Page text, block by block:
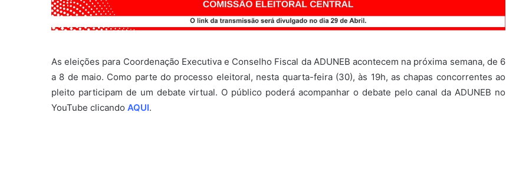
As eleições para Coordenação Executiva e Conselho Fiscal da ADUNEB acontecem na próxima semana, de 6
a 8 de maio. Como parte do processo eleitoral, nesta quarta-feira (30), às 19h, as chapas concorrentes ao
pleito participam de um debate virtual. O público poderá acompanhar o debate pelo canal da ADUNEB no
YouTube clicando AQUI.